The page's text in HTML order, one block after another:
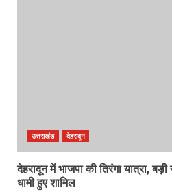
उत्तराखंड देहरादून
देहरादून में भाजपा की तिरंगा यात्रा,
धामी हुए शामिल